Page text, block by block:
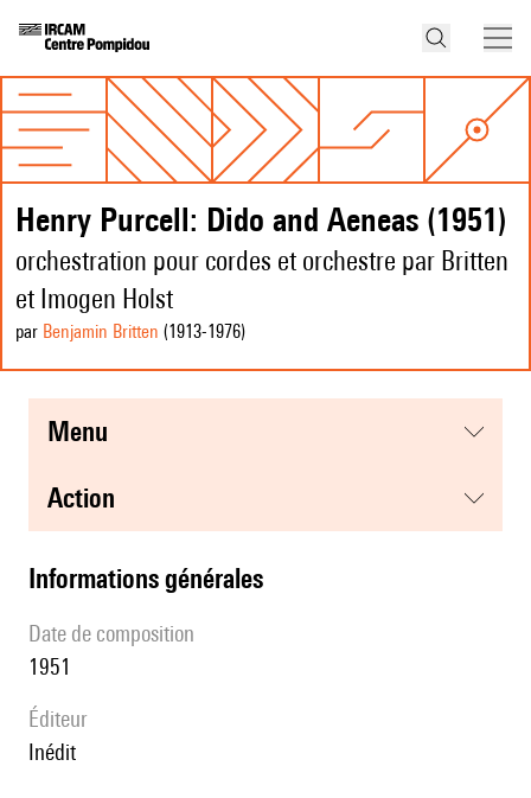
Henry Purcell: Dido and Aeneas (1951)
orchestration pour cordes et orchestre par Britten
et Imogen Holst
par Benjamin Britten (1913-1976)
menu
action
informations générales
date de composition
1951
éditeur
Inédit